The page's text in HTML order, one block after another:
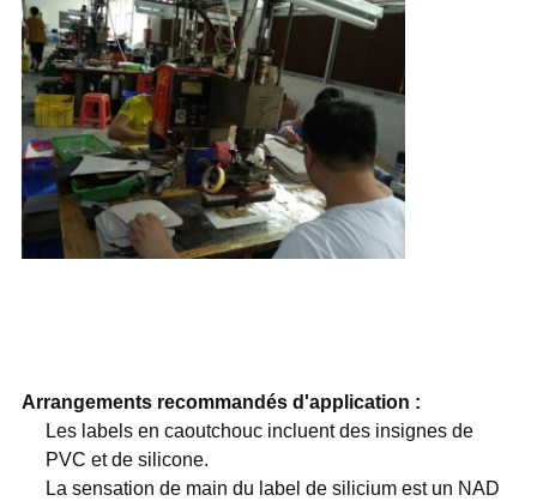
Arrangements recommandés d'application :
Les labels en caoutchouc incluent des insignes de
PVC et de silicone.
La sensation de main du label de silicium est un NAD